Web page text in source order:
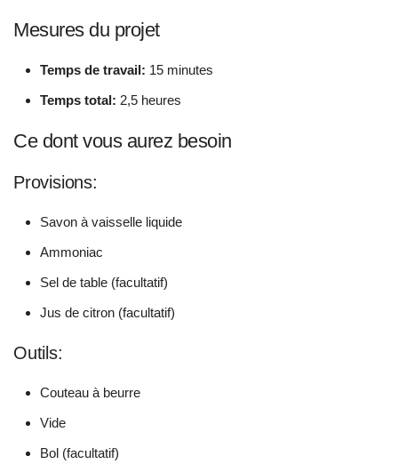
Mesures du projet
Temps de travail: 15 minutes
Temps total: 2,5 heures
Ce dont vous aurez besoin
Provisions:
Savon à vaisselle liquide
Ammoniac
Sel de table (facultatif)
Jus de citron (facultatif)
Outils:
Couteau à beurre
Vide
Bol (facultatif)